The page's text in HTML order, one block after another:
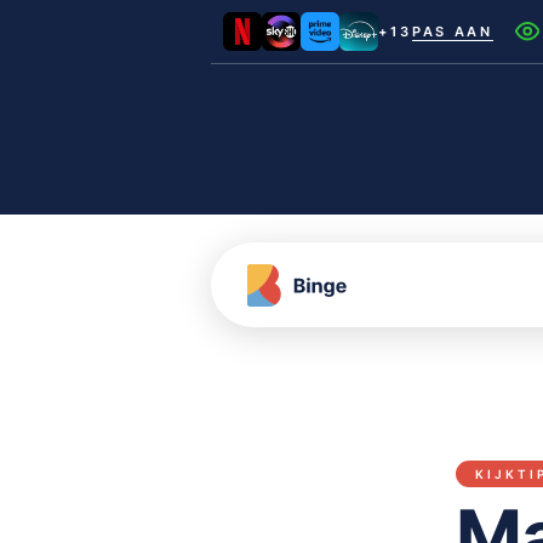
+13 PAS AAN
Netflix
KIJKTIP